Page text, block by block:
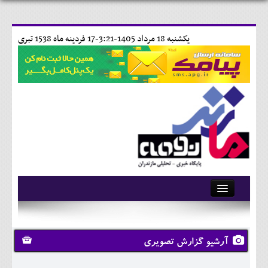
17 فردينه ماه 1538 تبری يکشنبه 18 مرداد 1405-3:21-
آرشیو
تماس با ما
وبلاگ
آرشیو گزارش تصویری